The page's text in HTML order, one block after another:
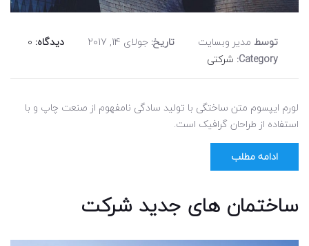
توسط مدیر وبسایت تاریخ: جولای 14, 2017 دیدگاه: 0
Category: شرکتی
لورم ایپسوم متن ساختگی با تولید سادگی نامفهوم از صنعت چاپ و با
استفاده از طراحان گرافیک است.
ادامه مطلب
ساختمان های جدید شرکت